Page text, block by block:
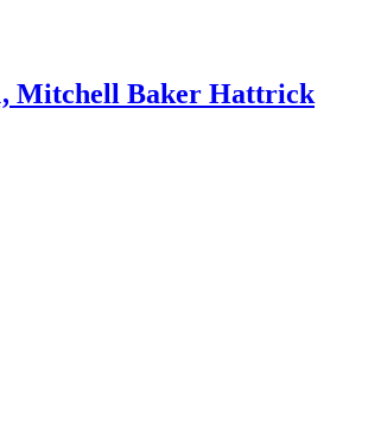
Mitchell Baker Hattrick